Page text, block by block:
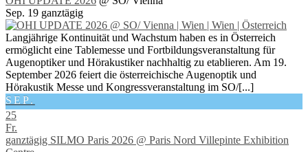
Sep. 19 ganztägig
Langjährige Kontinuität und Wachstum haben es in Österreich
ermöglicht eine Tablemesse und Fortbildungsveranstaltung für
Augenoptiker und Hörakustiker nachhaltig zu etablieren. Am 19.
September 2026 feiert die österreichische Augenoptik und
Hörakustik Messe und Kongressveranstaltung im SO/[...]
SEP.
25
Fr.
ganztägig SILMO Paris 2026 @ Paris Nord Villepinte Exhibition